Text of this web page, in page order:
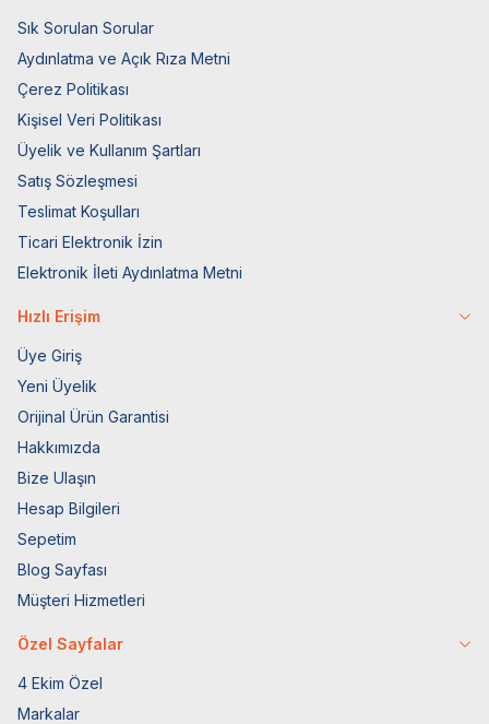
Sık Sorulan Sorular
Aydınlatma ve Açık Rıza Metni
Çerez Politikası
Kişisel Veri Politikası
Üyelik ve Kullanım Şartları
Satış Sözleşmesi
Teslimat Koşulları
Ticari Elektronik İzin
Elektronik İleti Aydınlatma Metni
Hızlı Erişim
Üye Giriş
Yeni Üyelik
Orijinal Ürün Garantisi
Hakkımızda
Bize Ulaşın
Hesap Bilgileri
Sepetim
Blog Sayfası
Müşteri Hizmetleri
Özel Sayfalar
4 Ekim Özel
Markalar